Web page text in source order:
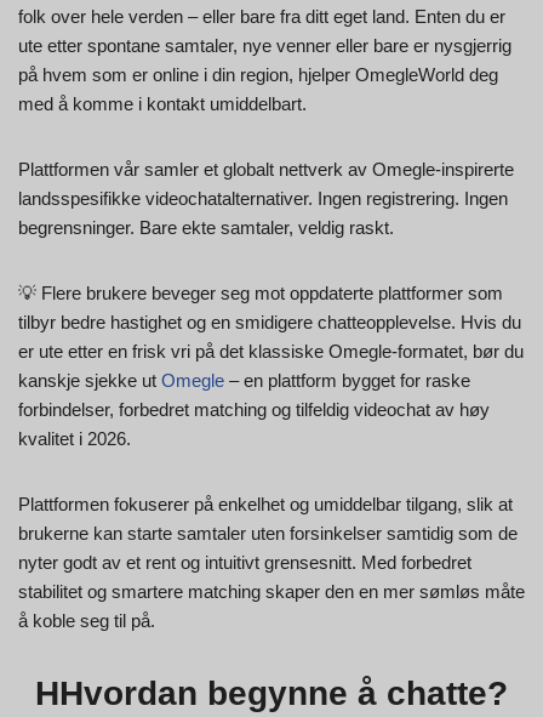
folk over hele verden – eller bare fra ditt eget land. Enten du er
ute etter spontane samtaler, nye venner eller bare er nysgjerrig
på hvem som er online i din region, hjelper OmegleWorld deg
med å komme i kontakt umiddelbart.
Plattformen vår samler et globalt nettverk av Omegle-inspirerte
landsspesifikke videochatalternativer. Ingen registrering. Ingen
begrensninger. Bare ekte samtaler, veldig raskt.
💡 Flere brukere beveger seg mot oppdaterte plattformer som
tilbyr bedre hastighet og en smidigere chatteopplevelse. Hvis du
er ute etter en frisk vri på det klassiske Omegle-formatet, bør du
kanskje sjekke ut Omegle – en plattform bygget for raske
forbindelser, forbedret matching og tilfeldig videochat av høy
kvalitet i 2026.
Plattformen fokuserer på enkelhet og umiddelbar tilgang, slik at
brukerne kan starte samtaler uten forsinkelser samtidig som de
nyter godt av et rent og intuitivt grensesnitt. Med forbedret
stabilitet og smartere matching skaper den en mer sømløs måte
å koble seg til på.
HHvordan begynne å chatte?